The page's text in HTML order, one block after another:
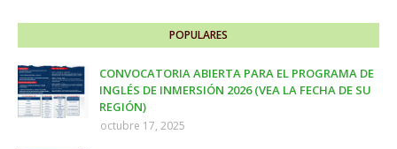
POPULARES
CONVOCATORIA ABIERTA PARA EL PROGRAMA DE
INGLÉS DE INMERSIÓN 2026 (VEA LA FECHA DE SU
REGIÓN)
octubre 17, 2025